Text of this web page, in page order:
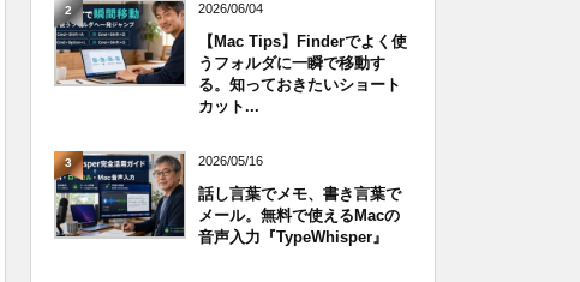
2 2026/06/04
【Mac Tips】Finderでよく使
うフォルダに一瞬で移動す
る。知っておきたいショート
カット...
3 2026/05/16
話し言葉でメモ、書き言葉で
メール。無料で使えるMacの
音声入力『TypeWhisper』